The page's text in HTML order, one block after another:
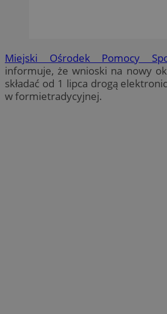
Miejski Ośrodek Pomocy
informuje, że wnioski na nowy
składać od 1 lipca drogą
w formietradycyjnej.